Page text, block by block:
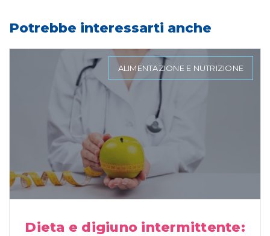
Potrebbe interessarti anche
ALIMENTAZIONE E NUTRIZIONE
Dieta e digiuno intermittente: